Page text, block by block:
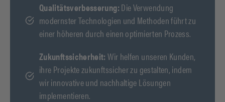
Qualitätsverbesserung: Die Verwendung
modernster Technologien und Methoden führt zu
einer höheren durch einen optimierten Prozess.
Zukunftssicherheit: Wir helfen unseren Kunden,
ihre Projekte zukunftssicher zu gestalten, indem
wir innovative und nachhaltige Lösungen
implementieren.